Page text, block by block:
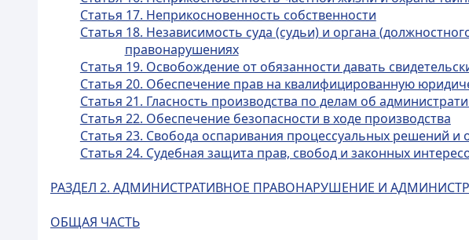
Статья 17. Неприкосновенность собственности
Статья 18. Независимость суда (судьи) и органа
правонарушениях
Статья 19. Освобождение от обязанности давать
Статья 20. Обеспечение прав на квалифицированную
Статья 21. Гласность производства по делам об
Статья 22. Обеспечение безопасности в ходе производства
Статья 23. Свобода оспаривания процессуальных решений и
Статья 24. Судебная защита прав, свобод и законных
РАЗДЕЛ 2. АДМИНИСТРАТИВНОЕ ПРАВОНАРУШЕНИЕ И
ОБЩАЯ ЧАСТЬ